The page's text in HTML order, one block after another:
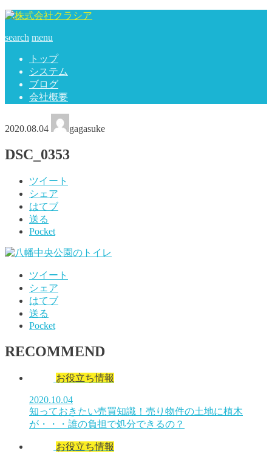
search menu
トップ
システム
ブログ
会社概要
2020.08.04 gagasuke
DSC_0353
ツイート
シェア
はてブ
送る
Pocket
ツイート
シェア
はてブ
送る
Pocket
RECOMMEND
お役立ち情報
2020.10.04
知っておきたい売買知識！売り物件の土地に植木
が・・・誰の負担で処分できるの？
お役立ち情報